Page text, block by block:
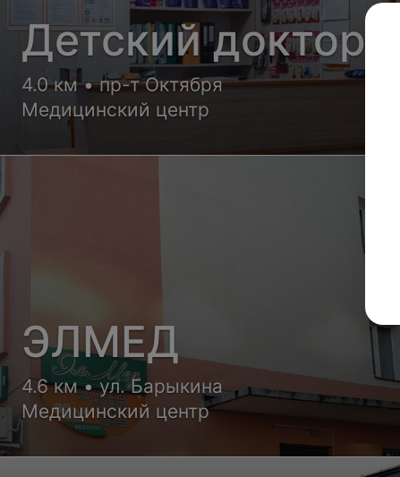
Детский доктор
4.0 км • пр-т Октября
Медицинский центр
ЭЛМЕД
4.6 км • ул. Барыкина
Медицинский центр